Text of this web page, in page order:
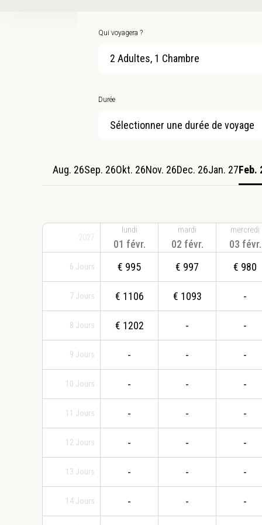
Qui voyagera ?
2 Adultes, 1 Chambre
Durée
Sélectionner une durée de voyage
Aug. 26Sep. 26Okt. 26Nov. 26Dec. 26Jan. 27Feb.
2027
6 Jours
7 Jours
8 Jours
9 Jours
10 Jours
11 Jours
12 Jours
13 Jours
14 Jours
lundi
01 févr.
€ 995
€ 1106
€ 1202
-
-
-
-
-
-
mardi
02 févr.
€ 997
€ 1093
-
-
-
-
-
-
-
mercredi
03 févr.
€ 980
-
-
-
-
-
-
-
-